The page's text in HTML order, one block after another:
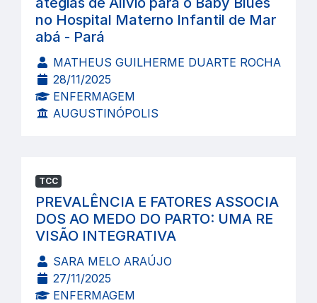
no Hospital Materno Infantil de Mar
abá - Pará
MATHEUS GUILHERME DUARTE ROCHA
28/11/2025
ENFERMAGEM
AUGUSTINÓPOLIS
TCC
PREVALÊNCIA E FATORES ASSOCIA
DOS AO MEDO DO PARTO: UMA RE
VISÃO INTEGRATIVA
SARA MELO ARAÚJO
27/11/2025
ENFERMAGEM